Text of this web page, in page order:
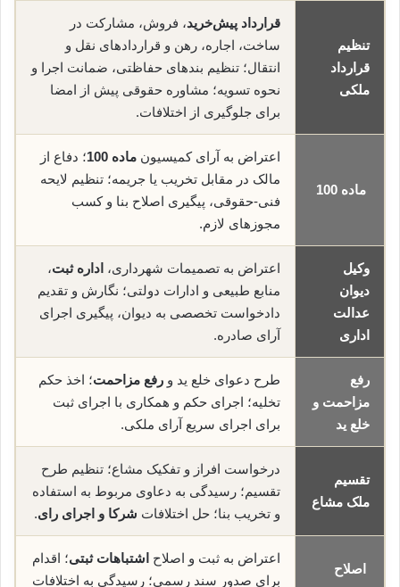
تنظیم
قرارداد
ملکی
قرارداد پیش‌خرید، فروش، مشارکت در
ساخت، اجاره، رهن و قراردادهای نقل و
انتقال؛ تنظیم بندهای حفاظتی، ضمانت اجرا و
نحوه تسویه؛ مشاوره حقوقی پیش از امضا
برای جلوگیری از اختلافات.
ماده 100
اعتراض به آرای کمیسیون ماده 100
؛ دفاع از
مالک در مقابل تخریب یا جریمه؛ تنظیم لایحه
فنی-حقوقی، پیگیری اصلاح بنا و کسب
مجوزهای لازم.
وکیل
دیوان
عدالت
اداری
اعتراض به تصمیمات شهرداری، اداره ثبت،
منابع طبیعی و ادارات دولتی؛ نگارش و تقدیم
دادخواست تخصصی به دیوان، پیگیری اجرای
آرای صادره.
رفع
مزاحمت و
خلع ید
طرح دعوای خلع ید و رفع مزاحمت؛ اخذ حکم
تخلیه؛ اجرای حکم و همکاری با اجرای ثبت
برای اجرای سریع آرای ملکی.
تقسیم
ملک مشاع
درخواست افراز و تفکیک مشاع؛ تنظیم طرح
تقسیم؛ رسیدگی به دعاوی مربوط به استفاده
و تخریب بنا؛ حل اختلافات شرکا و اجرای رای.
اصلاح
اعتراض به ثبت و اصلاح اشتباهات ثبتی؛ اقدام
برای صدور سند رسمی؛ رسیدگی به اختلافات